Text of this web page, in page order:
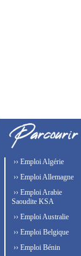
›› Emploi Algérie
›› Emploi Allemagne
›› Emploi Arabie
Saoudite KSA
›› Emploi Australie
›› Emploi Belgique
›› Emploi Bénin